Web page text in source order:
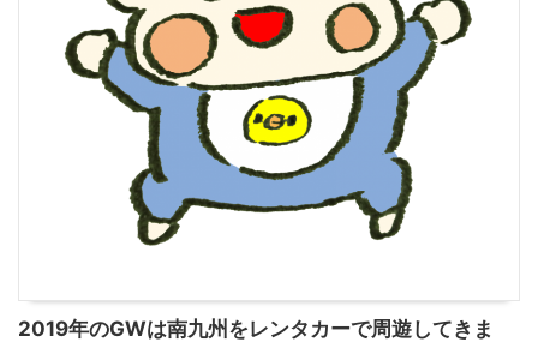
2019年のGWは南九州をレンタカーで周遊してきま